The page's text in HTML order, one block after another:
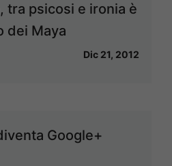
tra psicosi e ironia è
dei Maya
Dic 21, 2012
Google+